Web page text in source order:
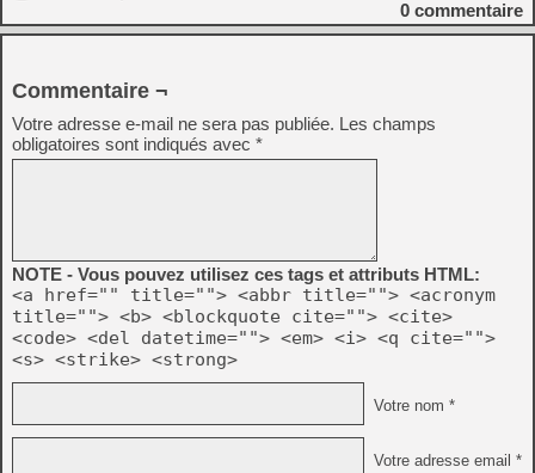
0 commentaire
Commentaire ¬
Votre adresse e-mail ne sera pas publiée. Les champs
obligatoires sont indiqués avec *
NOTE - Vous pouvez utilisez ces tags et attributs HTML:
<a href="" title=""> <abbr title=""> <acronym
title=""> <b> <blockquote cite=""> <cite>
<code> <del datetime=""> <em> <i> <q cite="">
<s> <strike> <strong>
Votre nom *
Votre adresse email *